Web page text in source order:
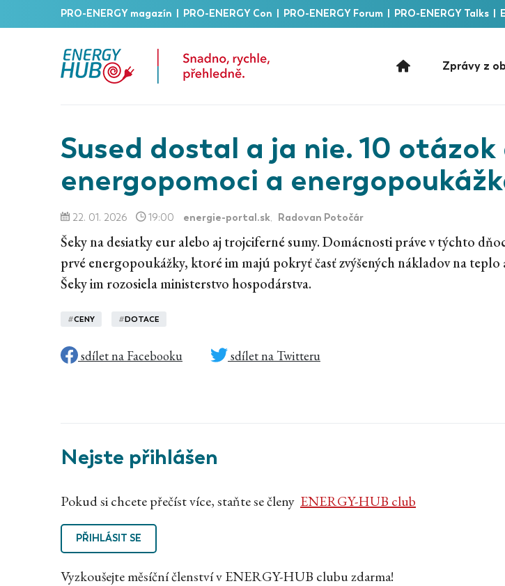
PRO-ENERGY magazín PRO-ENERGY Con PRO-ENERGY Forum PRO-ENERGY Talks
Zprávy z
Sused dostal a ja nie. 10
energopomoci a
22. 01. 2026 19:00 energie-portal.sk, Radovan Potočár
Šeky na desiatky eur alebo aj trojciferné sumy. Domácnosti práve v týchto
prvé energopoukážky, ktoré im majú pokryť časť zvýšených nákladov na
Šeky im rozosiela ministerstvo hospodárstva.
#CENY #DOTACE
sdílet na Facebooku sdílet na Twitteru
Nejste přihlášen
Pokud si chcete přečíst více, staňte se členy ENERGY-HUB club
PŘIHLÁSIT SE
Vyzkoušejte měsíční členství v ENERGY-HUB clubu zdarma!